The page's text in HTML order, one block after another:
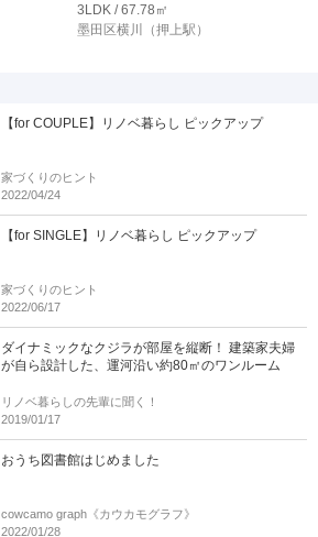
3LDK / 67.78㎡
墨田区横川
（押上駅）
【for COUPLE】リノベ暮らし ピックアップ
家づくりのヒント
2022/04/24
【for SINGLE】リノベ暮らし ピックアップ
家づくりのヒント
2022/06/17
ダイナミックなクジラが部屋を縦断！ 建築家夫婦
が自ら設計した、運河沿い約80㎡のワンルーム
リノベ暮らしの先輩に聞く！
2019/01/17
おうち図書館はじめました
cowcamo graph《カウカモグラフ》
2022/01/28